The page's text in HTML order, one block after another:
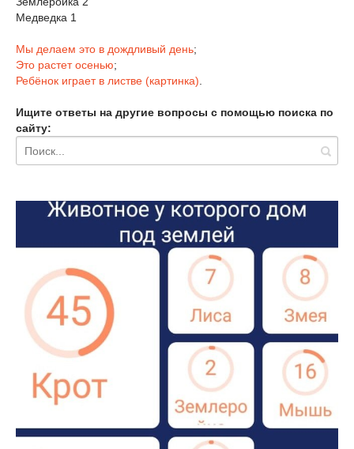
Медведка 1
Мы делаем это в дождливый день;
Это растет осенью;
Ребёнок играет в листве (картинка)
Ищите ответы на другие вопросы с помощью поиска по
сайту: